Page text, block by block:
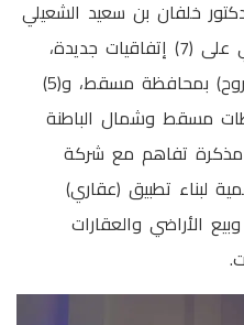
خلفان بن سعيد الشعيلي
وزير الإسكان والتخطيط العمراني على (7) إتفاقيات جديدة،
لتنفيذ مشروعين من مشاريع (صروح) بمحافظة مسقط، و(5)
مسقط وشمال الباطنة
مذكرة تفاهم مع شركة
لبناء تطبيق (عقاري)
الأراضي والعقارات